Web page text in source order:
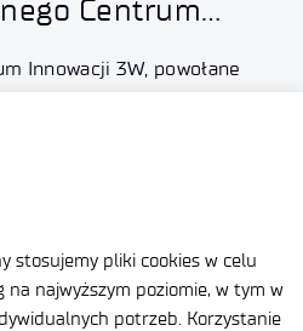
stosujemy pliki cookies w celu
na najwyższym poziomie, w tym w
potrzeb. Korzystanie
Centrum
Innowacji 3W, powołane
obszarem 3W
ich umiejętności, aby
realizacji celów